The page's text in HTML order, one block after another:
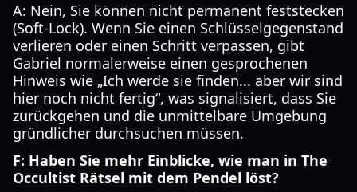
A: Nein, Sie können nicht permanent feststecken
(Soft-Lock). Wenn Sie einen Schlüsselgegenstand
verlieren oder einen Schritt verpassen, gibt
Gabriel normalerweise einen gesprochenen
Hinweis wie „Ich werde sie finden... aber wir sind
hier noch nicht fertig“, was signalisiert, dass Sie
zurückgehen und die unmittelbare Umgebung
gründlicher durchsuchen müssen.
F: Haben Sie mehr Einblicke, wie man in The
Occultist Rätsel mit dem Pendel löst?